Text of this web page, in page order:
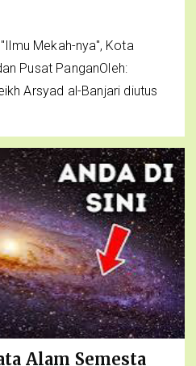
Mekah-nya", Kota
Pusat PanganOleh:
Arsyad al-Banjari diutus
Alam Semesta